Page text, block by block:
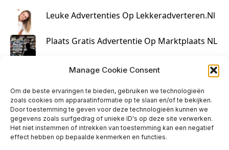
Manage Cookie Consent
Om de beste ervaringen te bieden, gebruiken we technologieën
zoals cookies om apparaatinformatie op te slaan en/of te bekijken.
Door toestemming te geven voor deze technologieën kunnen we
gegevens zoals surfgedrag of unieke ID's op deze site verwerken.
Het niet instemmen of intrekken van toestemming kan een negatief
effect hebben op bepaalde kenmerken en functies.
Leuke Advertenties Op Lekkeradverteren.nl
Plaats Gratis Advertentie Op Marktplaats NL
Kruisbestuiving Voor Succesvolle Marketing